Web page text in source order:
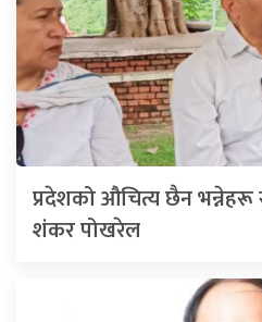
प्रदेशको औचित्य छैन भन्नेहरू
शंकर पोखरेल